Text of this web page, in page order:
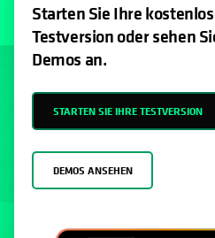
Starten Sie Ihre
Testversion oder sehen
Demos an.
STARTEN SIE IHRE TESTVERSION
DEMOS ANSEHEN